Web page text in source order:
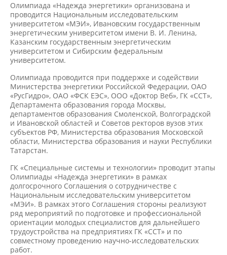
Олимпиада «Надежда энергетики» организована и
проводится Национальным исследовательским
университетом «МЭИ», Ивановским государственным
энергетическим университетом имени В. И. Ленина,
Казанским государственным энергетическим
университетом и Сибирским федеральным
университетом.
Олимпиада проводится при поддержке и содействии
Министерства энергетики Российской Федерации, ОАО
«РусГидро», ОАО «ФСК ЕЭС», ООО «Доктор Веб», ГК «ССТ»,
Департамента образования города Москвы,
департаментов образования Смоленской, Волгоградской
и Ивановской областей и Советов ректоров вузов этих
субъектов РФ, Министерства образования Московской
области, Министерства образования и науки Республики
Татарстан.
ГК «Специальные системы и технологии» проводит этапы
Олимпиады «Надежда энергетики» в рамках
долгосрочного Соглашения о сотрудничестве с
Национальным исследовательским университетом
«МЭИ». В рамках этого Соглашения стороны реализуют
ряд мероприятий по подготовке и профессиональной
ориентации молодых специалистов для дальнейшего
трудоустройства на предприятиях ГК «ССТ» и по
совместному проведению научно-исследовательских
работ.